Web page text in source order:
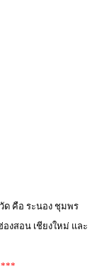
ด คือ ระนอง ชุมพร
งสอน เชียงใหม่ และ